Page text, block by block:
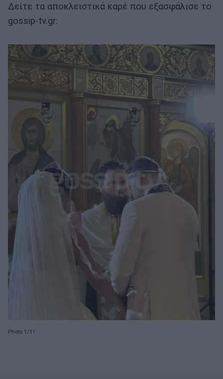
Δείτε τα αποκλειστικά καρέ που εξασφάλισε το
gossip-tv.gr:
Photo 1/11